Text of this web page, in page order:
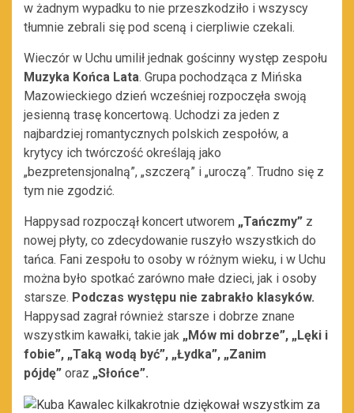
w żadnym wypadku to nie przeszkodziło i wszyscy
tłumnie zebrali się pod sceną i cierpliwie czekali.
Wieczór w Uchu umilił jednak gościnny występ zespołu
Muzyka Końca Lata. Grupa pochodząca z Mińska
Mazowieckiego dzień wcześniej rozpoczęła swoją
jesienną trasę koncertową. Uchodzi za jeden z
najbardziej romantycznych polskich zespołów, a
krytycy ich twórczość określają jako
„bezpretensjonalną”, „szczerą” i „uroczą”. Trudno się z
tym nie zgodzić.
Happysad rozpoczął koncert utworem „Tańczmy” z
nowej płyty, co zdecydowanie ruszyło wszystkich do
tańca. Fani zespołu to osoby w różnym wieku, i w Uchu
można było spotkać zarówno małe dzieci, jak i osoby
starsze. Podczas występu nie zabrakło klasyków.
Happysad zagrał również starsze i dobrze znane
wszystkim kawałki, takie jak „Mów mi dobrze”, „Lęki i
fobie”, „Taką wodą być”, „Łydka”, „Zanim
pójdę” oraz „Słońce”.